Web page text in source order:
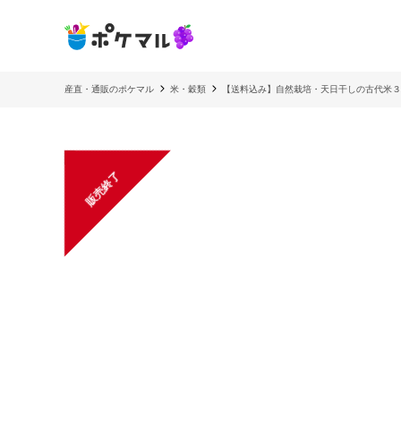
産直・通販のポケマル 米・穀類 【送料込み】自然栽培・天日干しの古代米
販売終了